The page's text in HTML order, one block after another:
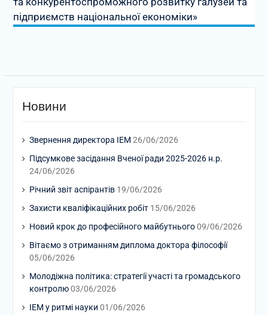
підприємств національної економіки»
Новини
Звернення директора ІЕМ 26/06/2026
Підсумкове засідання Вченої ради 2025-2026 н.р.
24/06/2026
Річний звіт аспірантів 19/06/2026
Захисти кваліфікаційних робіт 15/06/2026
Новий крок до професійного майбутнього 09/06/2026
Вітаємо з отриманням диплома доктора філософії
05/06/2026
Молодіжна політика: стратегії участі та громадського
контролю 03/06/2026
ІЕМ у ритмі науки 01/06/2026